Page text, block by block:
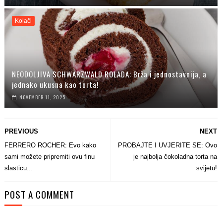
Kolači
NEODOLJIVA SCHWARZWALD ROLADA: Brža i jednostavnija, a
jednako ukusna kao torta!
NOVEMBER 11, 2025
NEXT
PROBAJTE I UVJERITE SE: Ovo
je najbolja čokoladna torta na
svijetu!
PREVIOUS
FERRERO ROCHER: Evo kako
sami možete pripremiti ovu finu
slasticu...
POST A COMMENT